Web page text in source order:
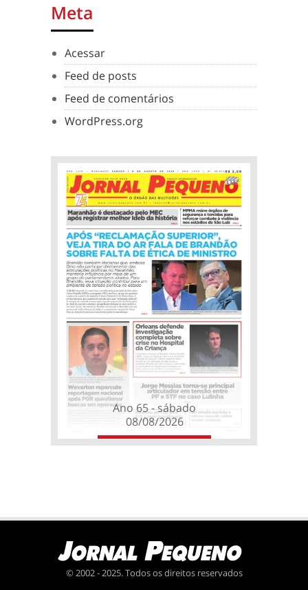
Meta
Acessar
Feed de posts
Feed de comentários
WordPress.org
Ano 65 - sábado
08/08/2026
© 2002 - 2025. Todos os direitos reservados